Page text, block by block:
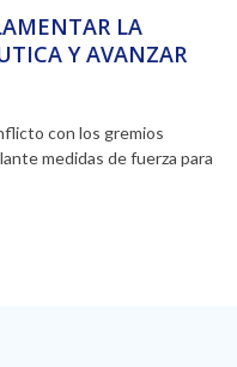
LA
Y AVANZAR
con los gremios
medidas de fuerza para